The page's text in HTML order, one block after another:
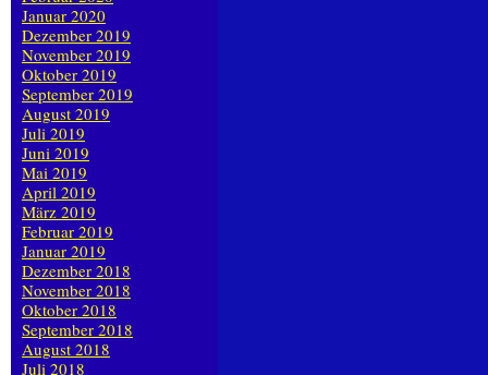
Januar 2020
Dezember 2019
November 2019
Oktober 2019
September 2019
August 2019
Juli 2019
Juni 2019
Mai 2019
April 2019
März 2019
Februar 2019
Januar 2019
Dezember 2018
November 2018
Oktober 2018
September 2018
August 2018
Juli 2018